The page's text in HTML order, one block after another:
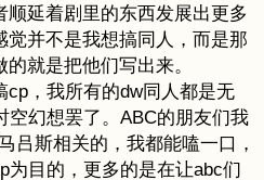
延着剧里的东西发展出更多
并不是我想搞同人，而是那
就是把他们写出来。
，我所有的dw同人都是无
空幻想罢了。ABC的朋友们我
吕斯相关的，我都能嗑一口，
为目的，更多的是在让abc们